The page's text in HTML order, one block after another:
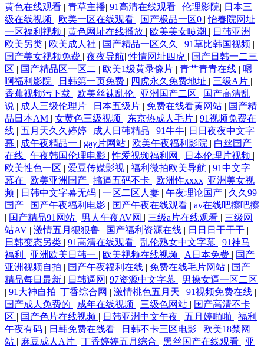
天堂 国产肏屄视频 后入丰满大屁股 狼友集中营一本道 欧美一本道无码 三
级中文av 午夜福利合集一区观看 91N福利网 av不卡在线观看 国产午夜经
典91福利 久久福利影业 色香蕉欧美导航 亚洲色图婆 91超碰在线青青草 91
熟妇露脸 www黑丝com 国产精品国偷在线观看 久久b超黄在现看
黄色在线观看 | 青草主播| 91高清在线观看 | 伦理影院| 日本三
级在线视频 | 欧美一区在线观看 | 国产极品一区0 |怡春院网址|
一区福利视频 | 黄色网址在线播放 | 欧美美女喷潮 | 日韩亚洲
欧美另类 | 欧美成人社 | 国产精品一区久久 | 91草比韩国视频 |
国产美女视频免费 | 夜夜导航|性情网址四虎 | 国产日韩一二三
区 | 国产精品区一区二 | 欧美1级黄录像片 | 青艹青青在线 | 嗯
啊福利影院 | 日韩第一页免费 | 四虎永久免费地址 | 三级A片 |
香蕉视频污下载 | 欧美丝袜乱伦 | 亚洲国产二区 | 国产高清乱
说 | 成人三级伦理片 | 日本五级片 | 免费在线看黄网站 | 国产精
品日本AM | 女黄色三级视频 | 东京热成人毛片 | 91视频免费在
线 | 五月天久久婷婷 | 成人日韩精品 | 91牛牛| 日日夜夜中文字
幕 | 成午夜精品一 | gay片网站 | 欧美午夜福利影院 | 白丝国产
在线 | 午夜韩国伦理电影 |性爱视频福利网 | 日本伦理片视频 |
欧美性色一区 | 爱豆传媒影视 | 福利微拍欧美导航 | 91中文字
幕在 | 欧美亚洲国产 | 搞逼五码不卡 | 欧洲性xxxx| 亚洲美女视
频 | 日韩中文字幕无码 | 一区二区人妻 | 午夜理论国产 | 久久99
国产 | 国产午夜福利电影 | 国产午夜在线观看 | av在线吧擦吧擦
| 国产精品91网站 | 男人午夜AV网 | 三级a片在线观看 | 三级网
站AV | 激情五月狠狠鲁 | 国产福利资源在线 | 日日日干干干 |
日韩变态另类 | 91高清在线观看 | 乱伦熟女中文字幕 | 91神马
福利 | 亚洲欧美日韩一 | 欧美视频在线视频 | A日本免费 | 国产
亚洲视频自拍 | 国产午夜福利在线 | 免费在线毛片网站 | 国产
精品每日最新 | 日韩逼网 | 97资源中文字幕 | 男操女逼一区二区
| 91大神自拍| 丁香综合网 | 激情桃色五月天 | 91视频免费在线 |
国产成人免费的 | 成年在线视频 | 三级色网站 | 国产高清不卡
区 | 国产色片在线视频 | 日韩亚洲中文午夜 | 五月婷啪啪 | 福利
午夜有码 | 日韩免费在线看 | 日韩不卡三区电影 | 欧美18禁网
站 | 麻豆成人A片 | 丁香婷婷五月综合 | 黑丝国产在线观看 | 亚